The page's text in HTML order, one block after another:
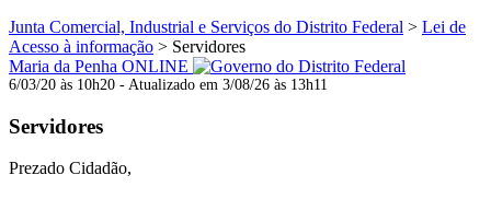
Junta Comercial, Industrial e Serviços do Distrito Federal > Lei de
Acesso à informação > Servidores
Maria da Penha ONLINE
6/03/20 às 10h20 - Atualizado em 3/08/26 às 13h11
Servidores
Prezado Cidadão,